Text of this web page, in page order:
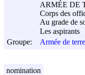
ARMÉE DE
Corps des
Au grade de
Les aspirants
Groupe:
Armée de terre
nomination